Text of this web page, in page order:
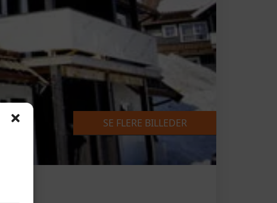
SE FLERE BILLEDER